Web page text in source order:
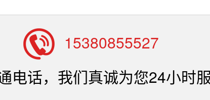
15380855527
电话，我们真诚为您24小时